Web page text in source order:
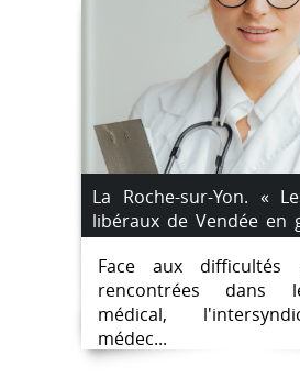
La Roche-sur-Yon. «
libéraux de Vendée en
vendredi 13 octobre »
Face aux difficultés
rencontrées dans
médical,
médec...